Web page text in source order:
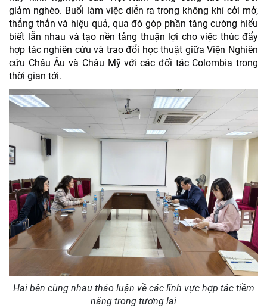
giảm nghèo. Buổi làm việc diễn ra trong không khí cởi mở,
thẳng thắn và hiệu quả, qua đó góp phần tăng cường hiểu
biết lẫn nhau và tạo nền tảng thuận lợi cho việc thúc đẩy
hợp tác nghiên cứu và trao đổi học thuật giữa Viện Nghiên
cứu Châu Âu và Châu Mỹ với các đối tác Colombia trong
thời gian tới.
Hai bên cùng nhau thảo luận về các lĩnh vực hợp tác tiềm
năng trong tương lai